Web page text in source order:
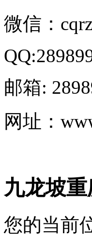
微信：
邮箱:
网址：
九龙坡
您的当前